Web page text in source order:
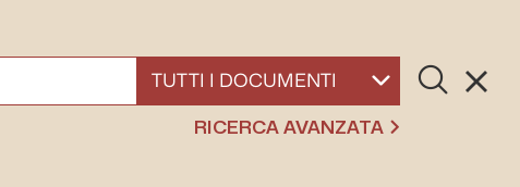
SELEZIONA UN DOCUMENTO
Cerca
RICERCA AVANZATA